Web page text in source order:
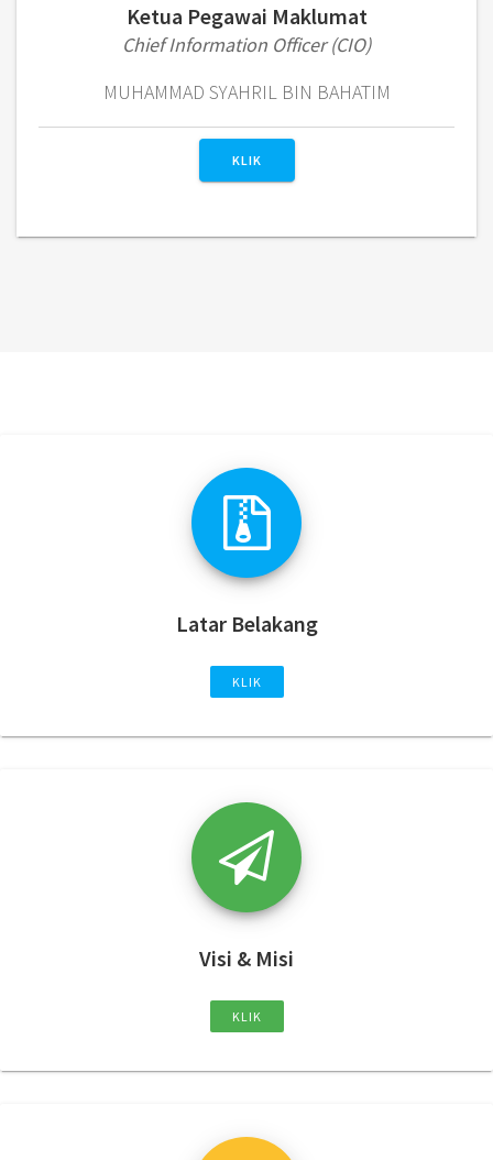
Ketua Pegawai Maklumat
Chief Information Officer (CIO)
MUHAMMAD SYAHRIL BIN BAHATIM
KLIK
Latar Belakang
KLIK
Visi & Misi
KLIK